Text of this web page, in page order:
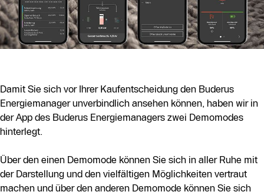
Damit Sie sich vor Ihrer Kaufentscheidung den Buderus
Energiemanager unverbindlich ansehen können, haben wir in
der App des Buderus Energiemanagers zwei Demomodes
hinterlegt.
Über den einen Demomode können Sie sich in aller Ruhe mit
der Darstellung und den vielfältigen Möglichkeiten vertraut
machen und über den anderen Demomode können Sie sich